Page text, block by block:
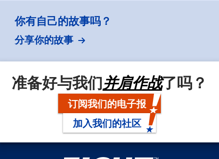
你有自己的故事吗？
分享你的故事
准备好与我们并肩作战了吗？
订阅我们的电子报
加入我们的社区